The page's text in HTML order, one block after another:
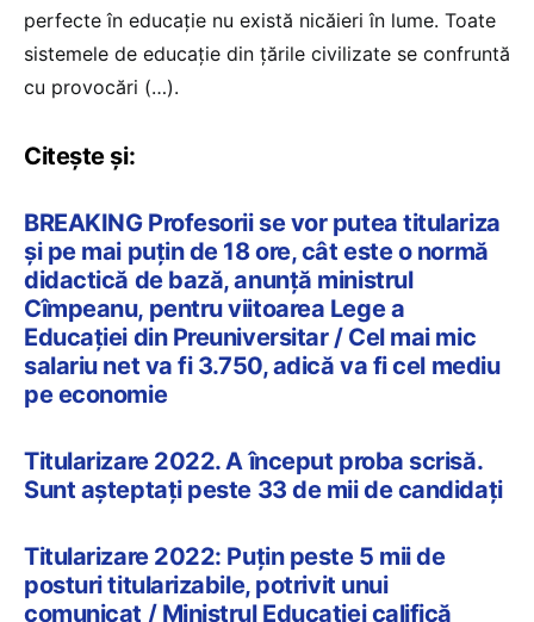
perfecte în educație nu există nicăieri în lume. Toate
sistemele de educație din țările civilizate se confruntă
cu provocări (…).
Citește și:
BREAKING Profesorii se vor putea titulariza
și pe mai puțin de 18 ore, cât este o normă
didactică de bază, anunță ministrul
Cîmpeanu, pentru viitoarea Lege a
Educației din Preuniversitar / Cel mai mic
salariu net va fi 3.750, adică va fi cel mediu
pe economie
Titularizare 2022. A început proba scrisă.
Sunt așteptați peste 33 de mii de candidați
Titularizare 2022: Puțin peste 5 mii de
posturi titularizabile, potrivit unui
comunicat / Ministrul Educației califică